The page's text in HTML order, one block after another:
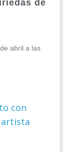
de
abril a las